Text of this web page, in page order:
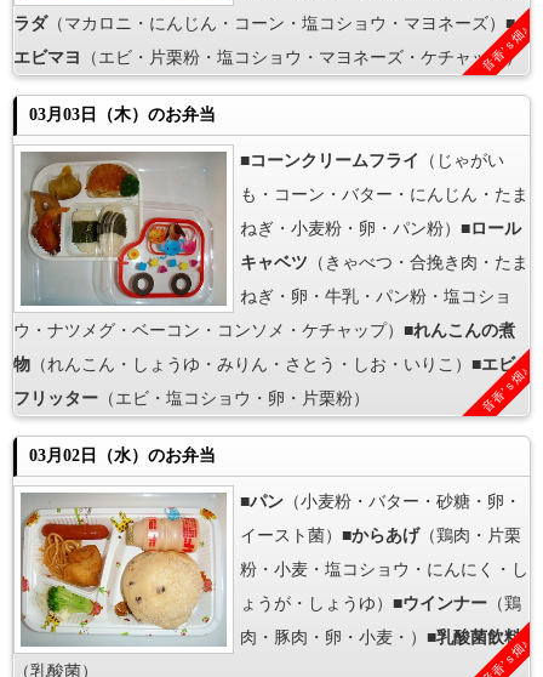
ラダ（マカロニ・にんじん・コーン・塩コショウ・マヨネーズ）■
エビマヨ
（エビ・片栗粉・塩コショウ・マヨネーズ・ケチャップ）
音香’ｓ畑♪
03月03日（木）のお弁当
■コーンクリームフライ
（じゃがい
も・コーン・バター・にんじん・たま
ねぎ・小麦粉・卵・パン粉）■ロール
キャベツ （きゃべつ・合挽き肉・たま
ねぎ・卵・牛乳・パン粉・塩コショ
ウ・ナツメグ・ベーコン・コンソメ・ケチャップ）■れんこんの煮
物 （れんこん・しょうゆ・みりん・さとう・しお・いりこ）■エビ
フリッター （エビ・塩コショウ・卵・片栗粉） 音香’ｓ畑♪
03月02日（水）のお弁当
■パン （小麦粉・バター・砂糖・卵・
イースト菌）■からあげ（鶏肉・片栗
粉・小麦・塩コショウ・にんにく・し
ょうが・しょうゆ）■ウインナー （鶏
肉・豚肉・卵・小麦・）■乳酸菌飲料
（乳酸菌）
音香’ｓ畑♪